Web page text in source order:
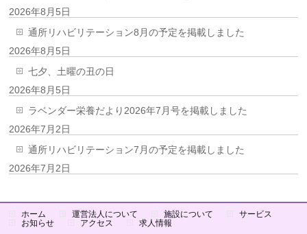
2026年8月5日
通所リハビリテーション8月の予定を掲載しました
2026年8月5日
七夕、土曜の丑の日
2026年8月5日
ラベンダー栄養だより2026年7月号を掲載しました
2026年7月2日
通所リハビリテーション7月の予定を掲載しました
2026年7月2日
ホーム 運営法人について 施設について
サービス
お知らせ
アクセス 求人情報